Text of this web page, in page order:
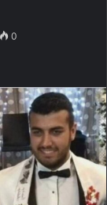
0